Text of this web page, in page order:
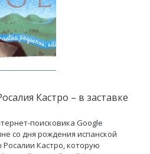
Кастро – в заставке
поисковика Google
со дня рождения испанской
Кастро, которую